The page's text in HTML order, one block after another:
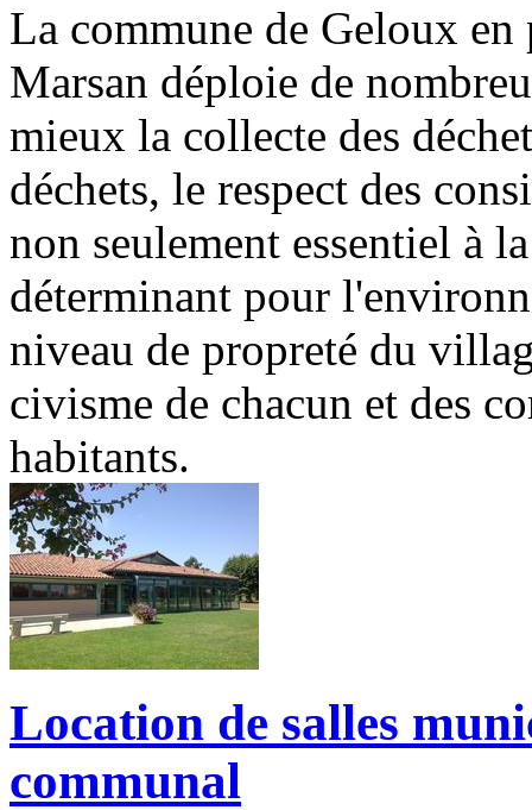
La commune de Geloux
Marsan déploie de
mieux la collecte des
déchets, le respect des
non seulement essentiel à
déterminant pour
niveau de propreté du
civisme de chacun et des
habitants.
Location de salles
communal